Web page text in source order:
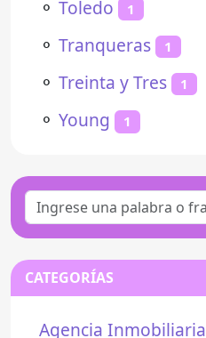
⚬ Toledo 1
⚬ Tranqueras 1
⚬ Treinta y Tres 1
⚬ Young 1
CATEGORÍAS
Agencia Inmobiliaria